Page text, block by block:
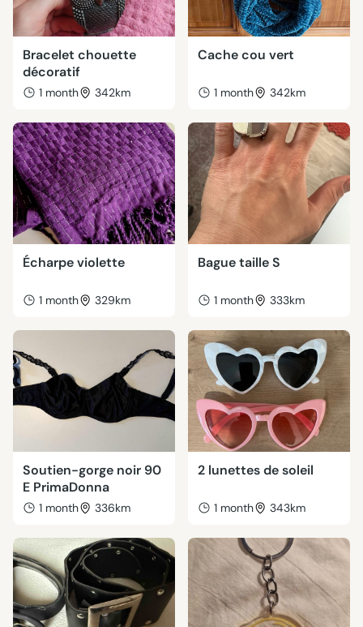
Bracelet chouette
décoratif
1 month 342km
Cache cou vert
1 month 342km
Écharpe violette
1 month 329km
Bague taille S
1 month 333km
Soutien-gorge noir 90
E PrimaDonna
1 month 336km
2 lunettes de soleil
1 month 343km